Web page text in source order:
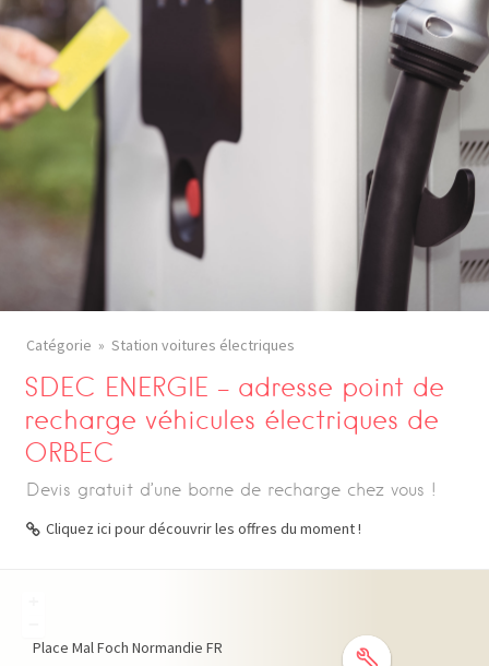
Catégorie Station voitures électriques
SDEC ENERGIE – adresse point de
recharge véhicules électriques de
ORBEC
Devis gratuit d’une borne de recharge chez vous !
Cliquez ici pour découvrir les offres du moment !
Place Mal Foch Normandie FR